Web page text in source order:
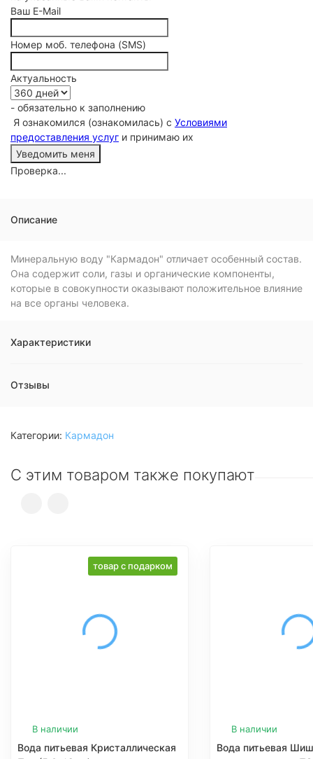
Ваш E-Mail
Номер моб. телефона (SMS)
Актуальность
- обязательно к заполнению
Я ознакомился (ознакомилась) с Условиями
предоставления услуг и принимаю их
Проверка...
Описание
Минеральную воду "Кармадон" отличает особенный состав.
Она содержит соли, газы и органические компоненты,
которые в совокупности оказывают положительное влияние
на все органы человека.
Характеристики
Отзывы
Категории: Кармадон
С этим товаром также покупают
товар с подарком
В наличии
Вода питьевая Кристаллическая
В наличии
Вода питьевая